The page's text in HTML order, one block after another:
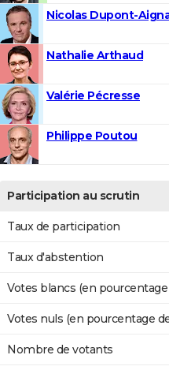
Nicolas Dupont-
Nathalie Arthaud
Valérie Pécresse
Philippe Poutou
Participation au scrutin
Taux de participation
Taux d'abstention
Votes blancs (en
Votes nuls (en pourcentage
Nombre de votants